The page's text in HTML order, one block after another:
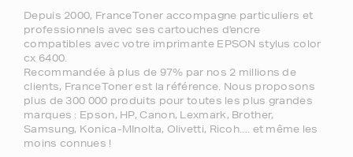
Depuis 2000, FranceToner accompagne particuliers et
professionnels avec ses cartouches d'encre
compatibles avec votre imprimante EPSON stylus color
cx 6400.
Recommandée à plus de 97% par nos 2 millions de
clients, FranceToner est la référence. Nous proposons
plus de 300 000 produits pour toutes les plus grandes
marques : Epson, HP, Canon, Lexmark, Brother,
Samsung, Konica-MInolta, Olivetti, Ricoh.... et même les
moins connues !